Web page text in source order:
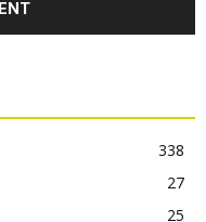
338
27
25